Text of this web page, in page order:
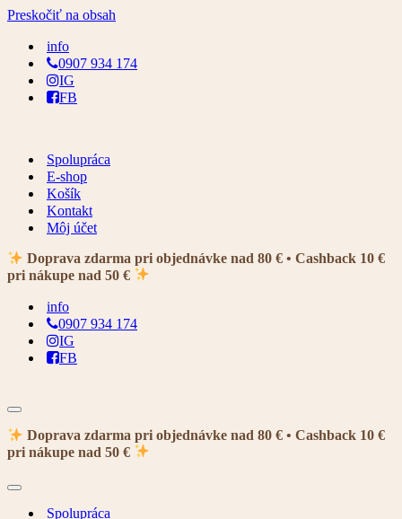
Preskočiť na obsah
info
0907 934 174
IG
FB
Spolupráca
E-shop
Košík
Kontakt
Môj účet
Doprava zdarma pri objednávke nad 80 € • Cashback 10 €
pri nákupe nad 50 €
info
0907 934 174
IG
FB
Menu
navigácie
Doprava zdarma pri objednávke nad 80 € • Cashback 10 €
pri nákupe nad 50 €
Menu
navigácieSpolupráca